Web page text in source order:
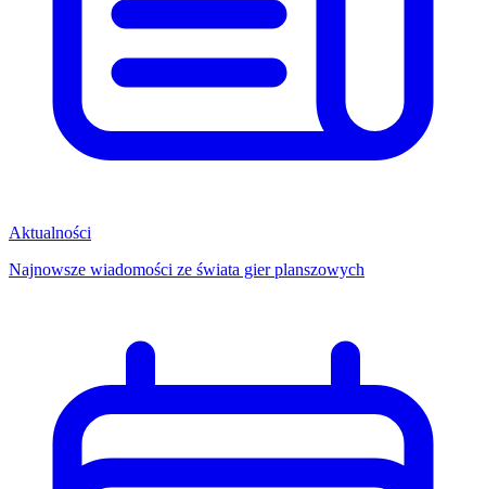
Aktualności
Najnowsze wiadomości ze świata gier planszowych